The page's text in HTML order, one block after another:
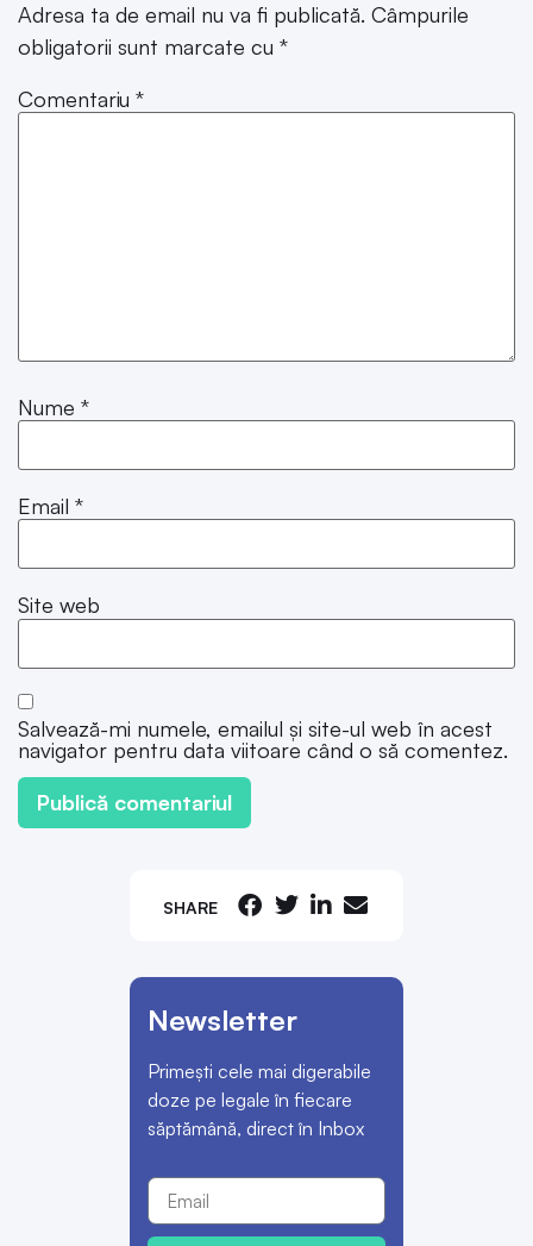
SHARE
Newsletter
Primești cele mai digerabile
doze pe legale în fiecare
săptămână, direct în Inbox
Adresa ta de email nu va fi publicată. Câmpurile
obligatorii sunt marcate cu *
Comentariu *
Nume *
Email *
Site web
Salvează-mi numele, emailul și site-ul web în acest
navigator pentru data viitoare când o să comentez.